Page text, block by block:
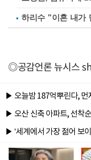
하리수 "이혼 내가
◎공감언론 뉴시스